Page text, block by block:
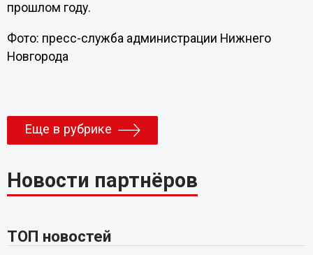
прошлом году.
Фото: пресс-служба администрации Нижнего
Новгорода
Еще в рубрике
Новости партнёров
ТОП новостей